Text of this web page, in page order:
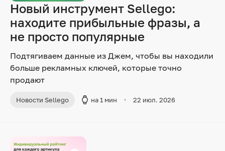
Новый инструмент Sellego:
находите прибыльные фразы, а
не просто популярные
Подтягиваем данные из Джем, чтобы вы находили
больше рекламных ключей, которые точно
продают
Новости Sellego на 1 мин 22 июл. 2026